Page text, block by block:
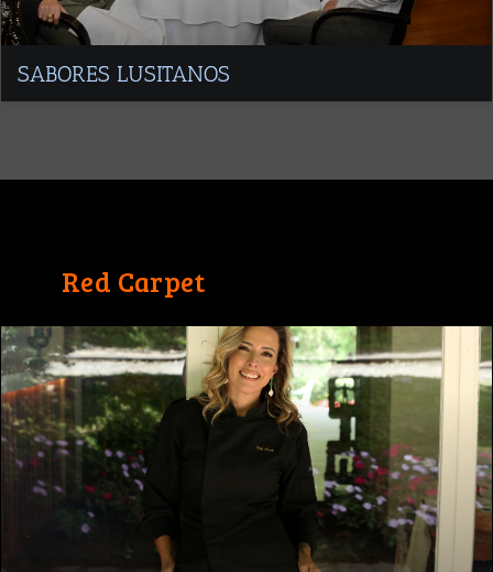
SABORES LUSITANOS
Red Carpet